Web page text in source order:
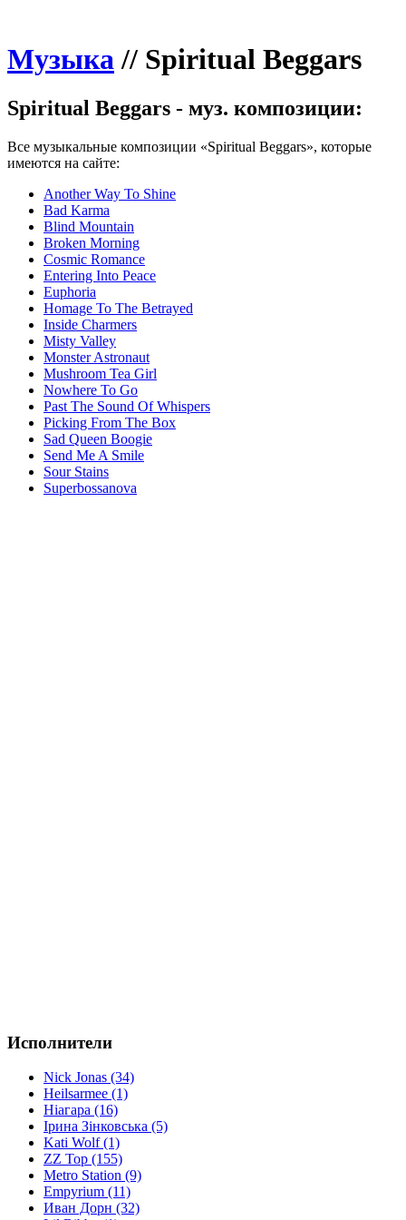
Музыка// Spiritual Beggars
Spiritual Beggars - муз. композиции:
Все музыкальные композиции «Spiritual Beggars», которые
имеются на сайте:
Another Way To Shine
Bad Karma
Blind Mountain
Broken Morning
Cosmic Romance
Entering Into Peace
Euphoria
Homage To The Betrayed
Inside Charmers
Misty Valley
Monster Astronaut
Mushroom Tea Girl
Nowhere To Go
Past The Sound Of Whispers
Picking From The Box
Sad Queen Boogie
Send Me A Smile
Sour Stains
Superbossanova
Исполнители
Nick Jonas (34)
Heilsarmee (1)
Ніагара (16)
Ірина Зінковська (5)
Kati Wolf (1)
ZZ Top (155)
Metro Station (9)
Empyrium (11)
Иван Дорн (32)